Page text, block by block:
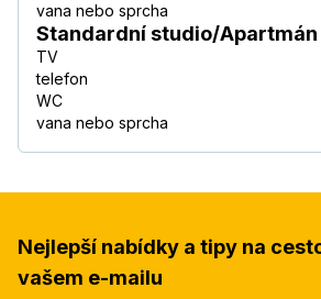
vana nebo sprcha
Standardní studio/Apartmán
TV
telefon
WC
vana nebo sprcha
Nejlepší nabídky a tipy na
vašem e-mailu